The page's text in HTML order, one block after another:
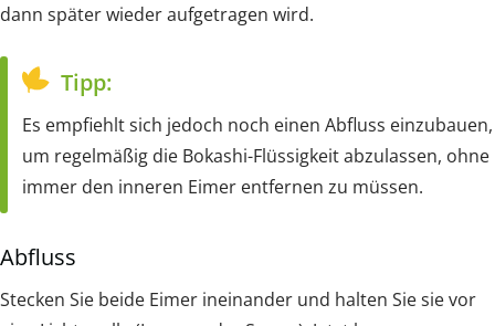
dann später wieder aufgetragen wird.
Tipp:
Es empfiehlt sich jedoch noch einen Abfluss einzubauen,
um regelmäßig die Bokashi-Flüssigkeit abzulassen, ohne
immer den inneren Eimer entfernen zu müssen.
Abfluss
Stecken Sie beide Eimer ineinander und halten Sie sie vor